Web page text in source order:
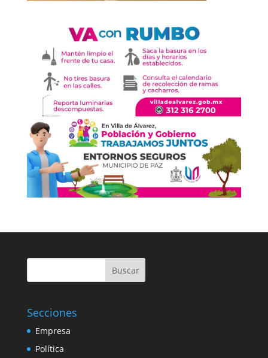
Buscar
Secciones
Empresa
Política